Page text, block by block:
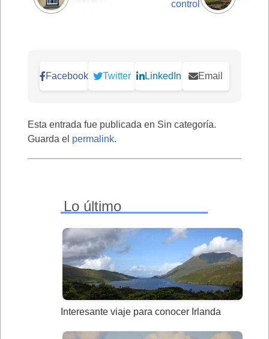
control
Facebook Twitter LinkedIn Email
Esta entrada fue publicada en Sin categoría.
Guarda el permalink.
Lo último
Interesante viaje para conocer Irlanda